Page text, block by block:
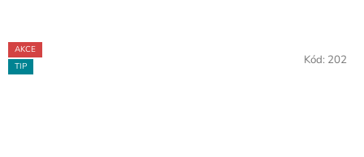
AKCE
TIP
Kód: 202